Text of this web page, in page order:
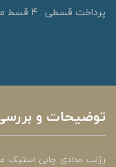
پرداخت قسطی : 4 قسط ماهیانه 89,875 تومان (بدون کارمزد)
توضیحات و
رژلب مدادی چابی استیک